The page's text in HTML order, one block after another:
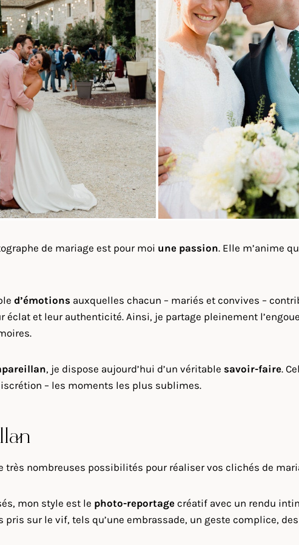
de mariage est pour moi une passion. Elle m’anime
d’émotions auxquelles chacun – mariés et convives –
et leur authenticité. Ainsi, je partage pleinement
, je dispose aujourd’hui d’un véritable savoir-faire.
– les moments les plus sublimes.
très nombreuses possibilités pour réaliser vos clichés de
mon style est le photo-reportage créatif avec un rendu
sur le vif, tels qu’une embrassade, un geste complice,